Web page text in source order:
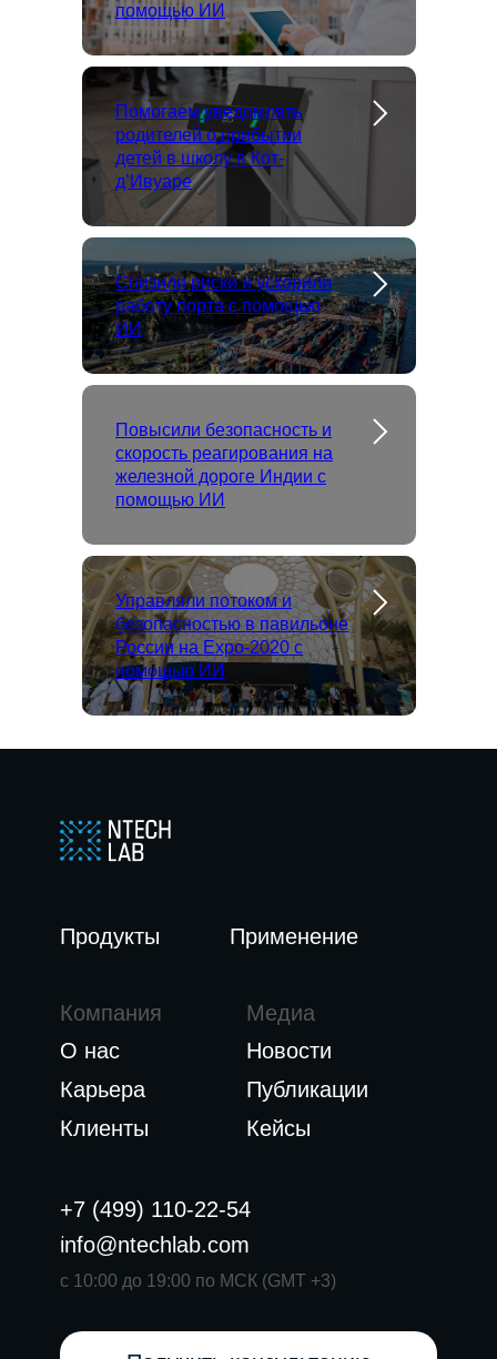
помощью ИИ
Помогаем уведомлять
родителей о прибытии
детей в школу в Кот-
д’Ивуаре
Снизили риски и ускорили
работу порта с помощью
ИИ
Повысили безопасность и
скорость реагирования на
железной дороге Индии с
помощью ИИ
Управляли потоком и
безопасностью в павильоне
России на Expo-2020 с
помощью ИИ
Компания Медиа
с 10:00 до 19:00 по МСК (GMT +3)
Применение
Новости
Кейсы
info@ntechlab.com
+7 (499) 110-22-54
Публикации
Карьера
Клиенты
О нас
Продукты